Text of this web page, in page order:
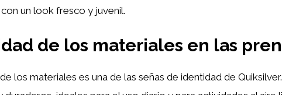
un look fresco y juvenil.
de los materiales en las
de los materiales es una de las señas de identidad de